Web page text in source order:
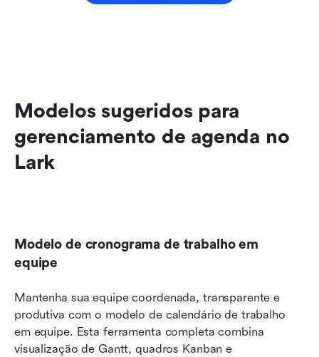
Modelos sugeridos para
gerenciamento de agenda no
Lark
Modelo de cronograma de trabalho em
equipe
Mantenha sua equipe coordenada, transparente e
produtiva com o modelo de calendário de trabalho
em equipe. Esta ferramenta completa combina
visualização de Gantt, quadros Kanban e